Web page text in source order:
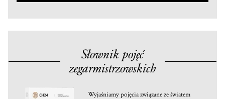
Słownik pojęć
zegarmistrzowskich
Wyjaśniamy pojęcia związane ze światem